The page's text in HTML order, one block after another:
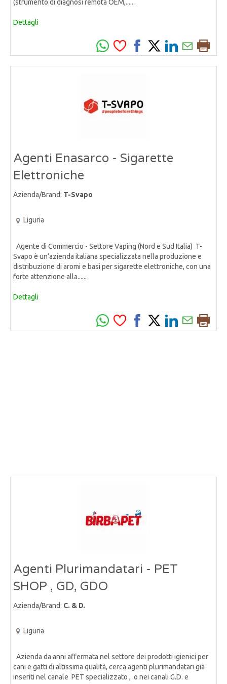
(strumento di diagnosi remota OEM,......
Dettagli
Agenti Enasarco - Sigarette
Elettroniche
Azienda/Brand: T-Svapo
Liguria
Agente di Commercio - Settore Vaping (Nord e Sud Italia) T-
Svapo è un’azienda italiana specializzata nella produzione e
distribuzione di aromi e basi per sigarette elettroniche, con una
forte attenzione alla......
Dettagli
Agenti Plurimandatari - PET
SHOP , GD, GDO
Azienda/Brand: C. & D.
Liguria
Azienda da anni affermata nel settore dei prodotti igienici per
cani e gatti di altissima qualità, cerca agenti plurimandatari già
inseriti nel canale PET specializzato , o nei canali G.D. e